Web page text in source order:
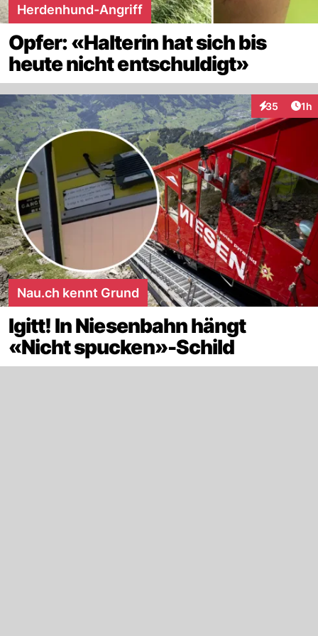
Herdenhund-Angriff
Opfer: «Halterin hat sich bis
heute nicht entschuldigt»
35
Interaktionen
1h
Nau.ch kennt Grund
Igitt! In Niesenbahn hängt
«Nicht spucken»-Schild